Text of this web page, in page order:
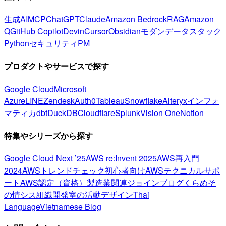
生成AIMCPChatGPTClaudeAmazon BedrockRAGAmazon
QGitHub CopilotDevinCursorObsidianモダンデータスタック
PythonセキュリティPM
プロダクトやサービスで探す
Google CloudMicrosoft
AzureLINEZendeskAuth0TableauSnowflakeAlteryxインフォ
マティカdbtDuckDBCloudflareSplunkVision OneNotion
特集やシリーズから探す
Google Cloud Next ’25AWS re:Invent 2025AWS再入門
2024AWSトレンドチェック初心者向けAWSテクニカルサポ
ートAWS認定（資格） 製造業関連ジョインブログくらめそ
の情シス組織開発室の活動デザインThai
LanguageVietnamese Blog